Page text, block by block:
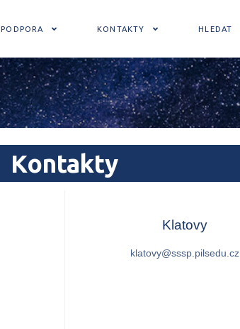
PODPORA KONTAKTY HLEDAT
Kontakty
Klatovy
klatovy@sssp.pilsedu.cz